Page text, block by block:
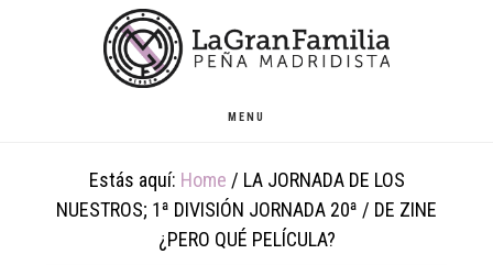
MENU
Estás aquí: Home / LA JORNADA DE LOS
NUESTROS; 1ª DIVISIÓN JORNADA 20ª / DE ZINE
¿PERO QUÉ PELÍCULA?